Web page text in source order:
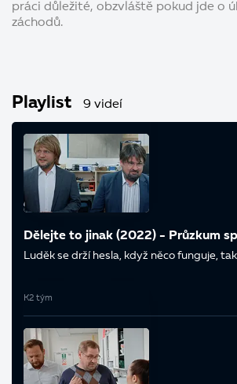
práci důležité, obzvláště pokud jde o
záchodů.
Playlist 9 videí
Dělejte to jinak (2022) - Průzkum
Luděk se drží hesla, když něco funguje,
K2 tým